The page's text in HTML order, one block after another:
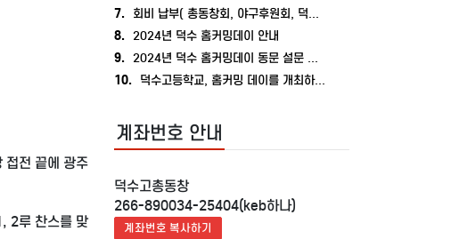
접전 끝에 광주
2루 찬스를 맞
7.
회비 납부( 총동창회, 야구후원회, 덕수장학재단, 덕수포럼) 계좌 안내
8. 2024년 덕수 홈커밍데이 안내
9.
2024년 덕수 홈커밍데이 동문 설문 조사 결과
10. 덕수고등학교, 홈커밍 데이를 개최하다.
계좌번호 안내
덕수고총동창
266-890034-25404(keb하나)
계좌번호 복사하기